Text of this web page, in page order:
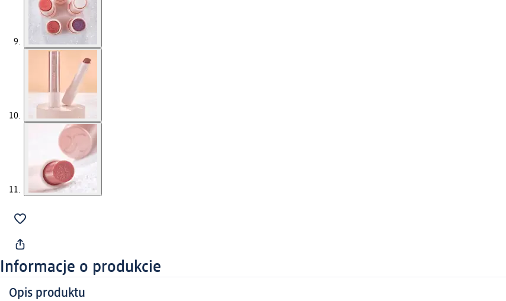
Informacje o produkcie
Opis produktu